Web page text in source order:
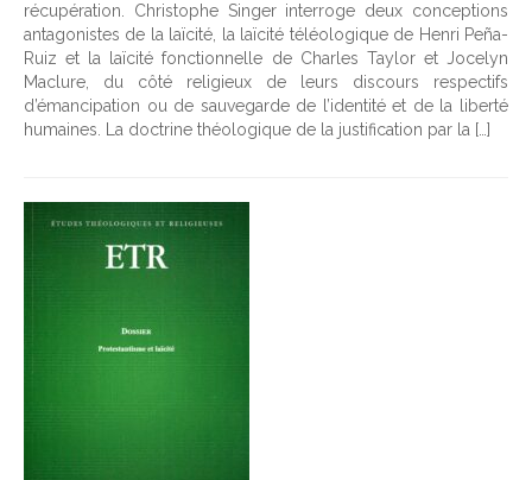
récupération. Christophe Singer interroge deux conceptions
antagonistes de la laïcité, la laïcité téléologique de Henri Peña-
Ruiz et la laïcité fonctionnelle de Charles Taylor et Jocelyn
Maclure, du côté religieux de leurs discours respectifs
d’émancipation ou de sauvegarde de l’identité et de la liberté
humaines. La doctrine théologique de la justification par la […]